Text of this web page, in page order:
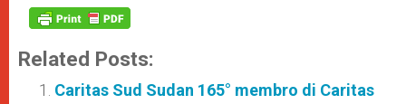
Related Posts:
Caritas Sud Sudan 165° membro di Caritas